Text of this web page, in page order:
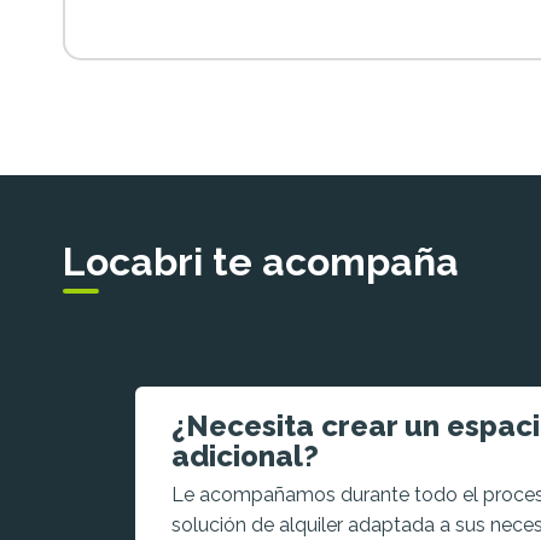
Locabri te acompaña
¿Necesita crear un
adicional?
Le acompañamos durante todo el
solución de alquiler adaptada a sus